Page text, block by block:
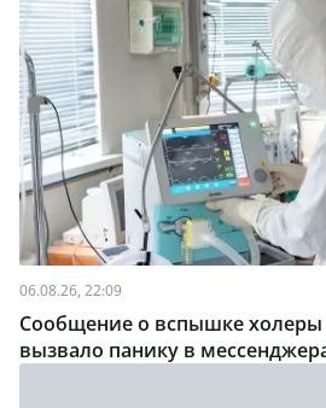
06.08.26, 22:09
Сообщение о вспышке холеры
вызвало панику в